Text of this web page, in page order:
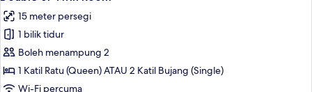
semua
foto
untuk
Double
or
Twin
15 meter persegi
1 bilik tidur
Boleh menampung 2
1 Katil Ratu (Queen) ATAU 2 Katil Bujang (Single)
Wi-Fi percuma